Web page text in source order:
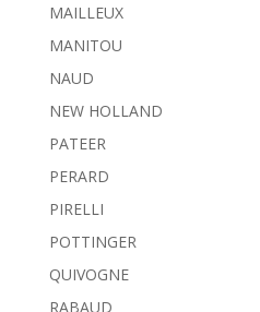
MAILLEUX
MANITOU
NAUD
NEW HOLLAND
PATEER
PERARD
PIRELLI
POTTINGER
QUIVOGNE
RABAUD